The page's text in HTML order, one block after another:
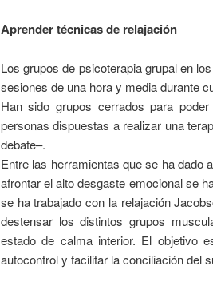
Aprender técnicas de relajación
Los grupos de psicoterapia grupal en
sesiones de una hora y media durante
Han sido grupos cerrados para
personas dispuestas a realizar una
debate–.
Entre las herramientas que se ha dado
afrontar el alto desgaste emocional se
se ha trabajado con la relajación
destensar los distintos grupos
estado de calma interior. El objetivo
autocontrol y facilitar la conciliación del